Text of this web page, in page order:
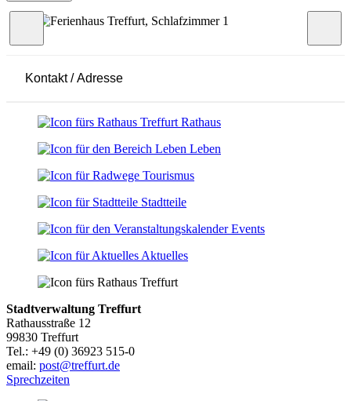
Kontakt / Adresse
Rathaus
Leben
Tourismus
Stadtteile
Events
Aktuelles
Stadtverwaltung Treffurt
Rathausstraße 12
99830 Treffurt
Tel.: +49 (0) 36923 515-0
email: post@treffurt.de
Sprechzeiten